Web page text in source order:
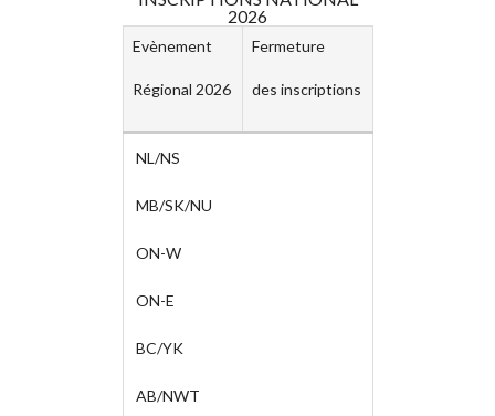
2026
Evènement
Régional 2026
Fermeture
des inscriptions
NL/NS
MB/SK/NU
ON-W
ON-E
BC/YK
AB/NWT